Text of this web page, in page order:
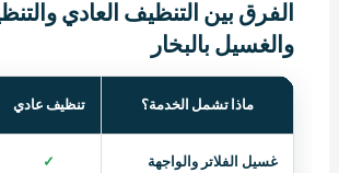
الفرق بين التنظيف العادي
والغسيل بالبخار
ماذا تشمل الخدمة؟ تنظيف عادي
غسيل الفلاتر والواجهة ✓